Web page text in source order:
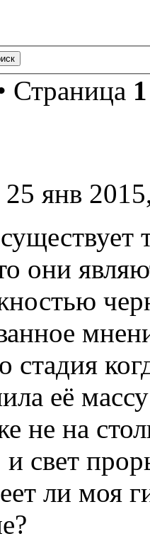
Страница 1
25 янв
они
стадия
её
не на
свет
ли моя